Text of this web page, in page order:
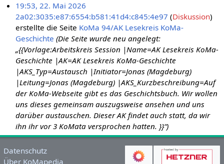
19:53, 22. Mai 2026
2a02:3035:e87:6554:b581:41d4:c845:4e97 Diskussion
erstellte die Seite KoMa 94/AK Lesekreis KoMa-
Geschichte (Die Seite wurde neu angelegt:
„{{Vorlage:Arbeitskreis Session |Name=AK Lesekreis KoMa-
Geschichte |AK=AK Lesekreis KoMa-Geschichte
|AKS_Typ=Austausch |Initiator=Jonas (Magdeburg)
|Leitung=Jonas (Magdeburg) |AKS_Kurzbeschreibung=Auf
der KoMa-Webseite gibt es das Geschichtsbuch. Wir wollen
uns dieses gemeinsam auszugsweise ansehen und uns
darüber austauschen. Dieser AK findet auch statt, da wir
ihn ihr vor 3 KoMata versprochen hatten. }}“)
Datenschutz
Über KoMapedia